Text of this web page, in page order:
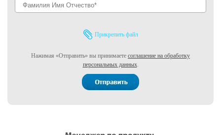
Прикрепить файл
Нажимая «Отправить» вы принимаете соглашение на обработку
персональных данных.